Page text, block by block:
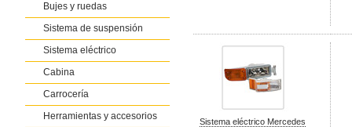
Bujes y ruedas
Sistema de suspensión
Sistema eléctrico
Cabina
Carrocería
Herramientas y accesorios
Sistema eléctrico Mercedes